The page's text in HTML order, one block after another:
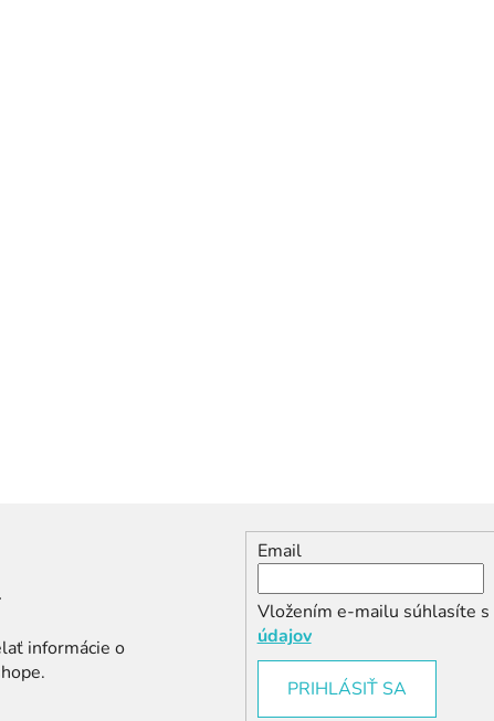
informácie o
Email
Vložením e-mailu súhlasíte s
údajov
PRIHLÁSIŤ SA